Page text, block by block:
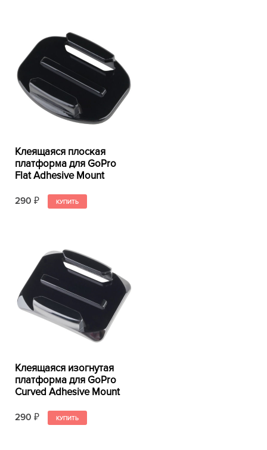
Клеящаяся плоская
платформа для GoPro
Flat Adhesive Mount
290 ₽
Клеящаяся изогнутая
платформа для GoPro
Curved Adhesive Mount
290 ₽